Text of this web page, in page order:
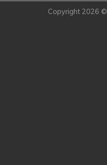
Copyright 2026 ©